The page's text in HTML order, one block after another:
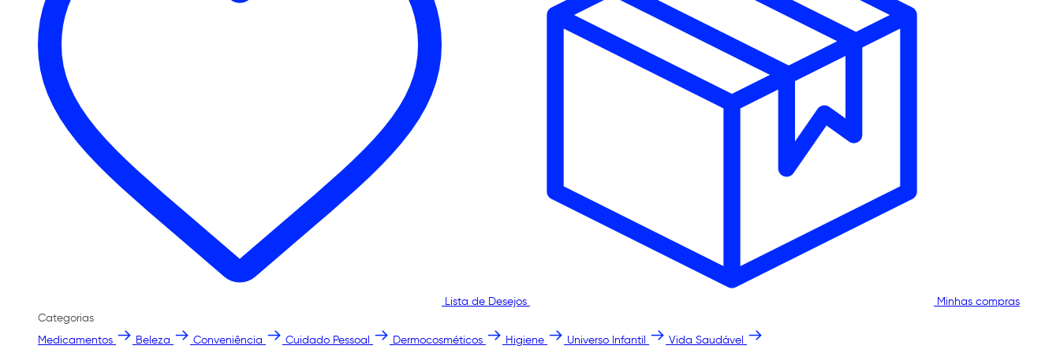
Lista de Desejos
Minhas compras
Categorias
Medicamentos
Beleza Conveniência Cuidado Pessoal Dermocosméticos Higiene Universo Infantil Vida Saudável